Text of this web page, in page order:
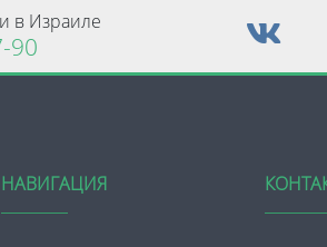
Израиле существуют
право на
в Израиле
90
НАВИГАЦИЯ